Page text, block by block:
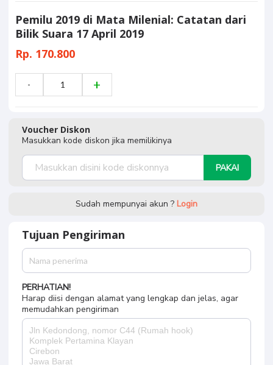
Pemilu 2019 di Mata Milenial: Catatan dari
Bilik Suara 17 April 2019
Rp. 170.800
Voucher Diskon
Masukkan kode diskon jika memilikinya
PAKAI
Sudah mempunyai akun ? Login
Tujuan Pengiriman
PERHATIAN!
Harap diisi dengan alamat yang lengkap dan jelas, agar
memudahkan pengiriman